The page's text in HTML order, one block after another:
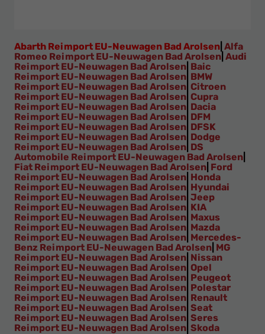
Abarth Reimport EU-Neuwagen Bad Arolsen Alfa
Romeo Reimport EU-Neuwagen Bad Arolsen Audi
Reimport EU-Neuwagen Bad Arolsen Baic
Reimport EU-Neuwagen Bad Arolsen BMW
Reimport EU-Neuwagen Bad Arolsen Citroen
Reimport EU-Neuwagen Bad Arolsen Cupra
Reimport EU-Neuwagen Bad Arolsen Dacia
Reimport EU-Neuwagen Bad Arolsen DFM
Reimport EU-Neuwagen Bad Arolsen DFSK
Reimport EU-Neuwagen Bad Arolsen Dodge
Reimport EU-Neuwagen Bad Arolsen DS
Automobile Reimport EU-Neuwagen Bad Arolsen
Fiat Reimport EU-Neuwagen Bad Arolsen Ford
Reimport EU-Neuwagen Bad Arolsen Honda
Reimport EU-Neuwagen Bad Arolsen Hyundai
Reimport EU-Neuwagen Bad Arolsen Jeep
Reimport EU-Neuwagen Bad Arolsen KIA
Reimport EU-Neuwagen Bad Arolsen Maxus
Reimport EU-Neuwagen Bad Arolsen Mazda
Reimport EU-Neuwagen Bad Arolsen Mercedes-
Benz Reimport EU-Neuwagen Bad Arolsen MG
Reimport EU-Neuwagen Bad Arolsen Nissan
Reimport EU-Neuwagen Bad Arolsen Opel
Reimport EU-Neuwagen Bad Arolsen Peugeot
Reimport EU-Neuwagen Bad Arolsen Polestar
Reimport EU-Neuwagen Bad Arolsen Renault
Reimport EU-Neuwagen Bad Arolsen Seat
Reimport EU-Neuwagen Bad Arolsen Seres
Reimport EU-Neuwagen Bad Arolsen Skoda